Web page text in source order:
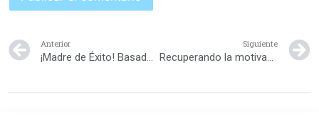
Anterior
¡Madre de Éxito! Basado en la herramienta de las 5S´s: un enfoque personal
Siguiente
Recuperando la motivación al trabajo